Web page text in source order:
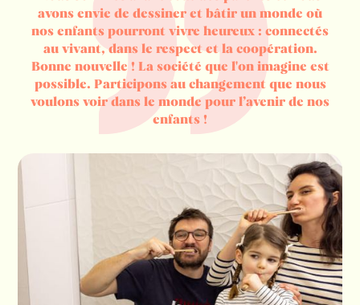
avons envie de dessiner et bâtir un monde où
nos enfants pourront vivre heureux : connectés
au vivant, dans le respect et la coopération.
Bonne nouvelle ! La société que l'on imagine est
possible. Participons au changement que nous
voulons voir dans le monde pour l’avenir de nos
enfants !